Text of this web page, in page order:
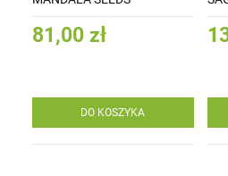
81,00 zł
DO KOSZYKA